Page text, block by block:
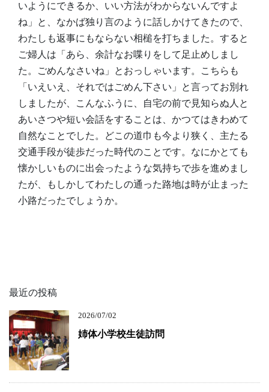
いようにできるか、いい方法がわからないんですよ
ね」と、なかば独り言のように話しかけてきたので、
わたしも返事にもならない相槌を打ちました。すると
ご婦人は「あら、余計なお喋りをして足止めしまし
た。ごめんなさいね」とおっしゃいます。こちらも
「いえいえ、それではごめん下さい」と言ってお別れ
しましたが、こんなふうに、自宅の前で見知らぬ人と
あいさつや短い会話をすることは、かつてはきわめて
自然なことでした。どこの道巾も今より狭く、主たる
交通手段が徒歩だった時代のことです。なにかとても
懐かしいものに出会ったような気持ちで歩を進めまし
たが、もしかしてわたしの通った路地は時が止まった
小路だったでしょうか。
最近の投稿
2026/07/02
姉体小学校生徒訪問